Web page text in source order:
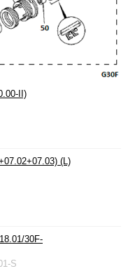
II)
(L)
30F-
S